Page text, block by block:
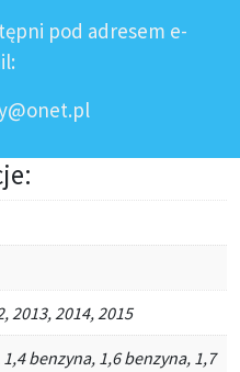
pod adresem e-
2013, 2014, 2015
benzyna, 1,6 benzyna, 1,7